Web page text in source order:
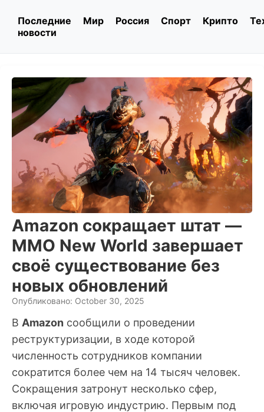
Последние
новости
Мир Россия Спорт Крипто
Amazon сокращает штат —
MMO New World завершает
своё существование без
новых обновлений
Опубликовано: October 30, 2025
В Amazon сообщили о проведении
реструктуризации, в ходе которой
численность сотрудников компании
сократится более чем на 14 тысяч человек.
Сокращения затронут несколько сфер,
включая игровую индустрию. Первым под